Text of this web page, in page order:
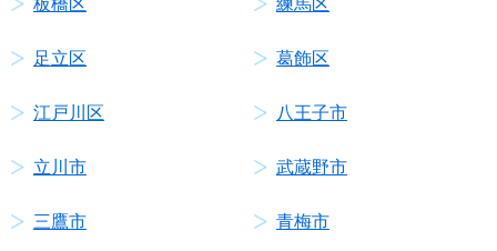
板橋区 練馬区
足立区 葛飾区
江戸川区 八王子市
立川市 武蔵野市
三鷹市 青梅市